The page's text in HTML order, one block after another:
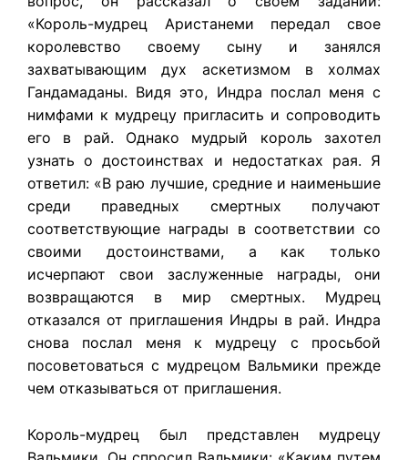
«Король-мудрец Аристанеми передал свое
королевство своему сыну и занялся
захватывающим дух аскетизмом в холмах
Гандамаданы. Видя это, Индра послал меня с
нимфами к мудрецу пригласить и сопроводить
его в рай. Однако мудрый король захотел
узнать о достоинствах и недостатках рая. Я
ответил: «В раю лучшие, средние и наименьшие
среди праведных смертных получают
соответствующие награды в соответствии со
своими достоинствами, а как только
исчерпают свои заслуженные награды, они
возвращаются в мир смертных. Мудрец
отказался от приглашения Индры в рай. Индра
снова послал меня к мудрецу с просьбой
посоветоваться с мудрецом Вальмики прежде
чем отказываться от приглашения.
Король-мудрец был представлен мудрецу